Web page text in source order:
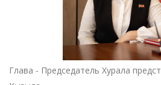
Глава - Председатель Хурала